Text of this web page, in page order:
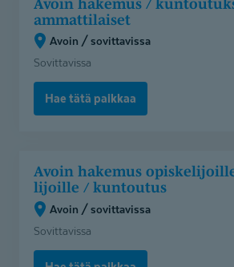
hakemus
kuntoutuksen
ammattilaiset
(Avoin
Avoin hakemus / kuntoutuksen
ammattilaiset
Avoin / sovittavissa
Sovittavissa
Hae tätä paikkaa
hakemus
opiskelijoille
harjoittelijoille
Avoin hakemus opiskelijoille ja harjoitte­
li­joille / kuntoutus
Avoin / sovittavissa
Sovittavissa